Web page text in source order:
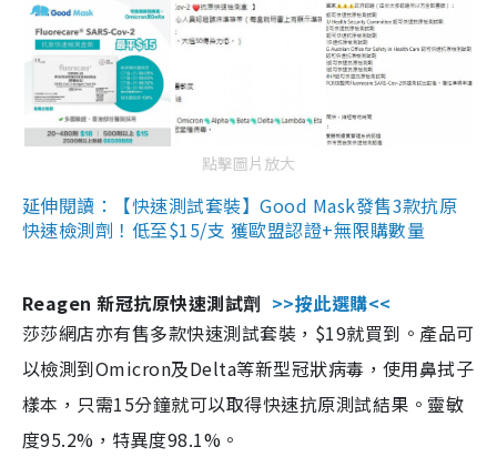
點擊圖片放大
延伸閱讀：【快速測試套裝】Good Mask發售3款抗原
快速檢測劑！低至$15/支 獲歐盟認證+無限購數量
Reagen 新冠抗原快速測試劑 >>按此選購<<
莎莎網店亦有售多款快速測試套裝，$19就買到。產品可
以檢測到Omicron及Delta等新型冠狀病毒，使用鼻拭子
樣本，只需15分鐘就可以取得快速抗原測試結果。靈敏
度95.2%，特異度98.1%。